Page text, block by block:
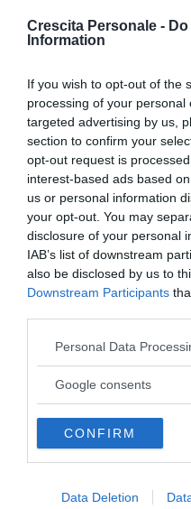
Crescita Personale -
Information
If you wish to opt-out of the
processing of your
targeted advertising by us,
section to confirm your
opt-out request is
interest-based ads based
us or personal information
your opt-out. You may
disclosure of your personal
IAB’s list of downstream
also be disclosed by us to
Downstream Participants
Please note that this
not limited to your visit or
use your data for below
consent section.
Personal Data
Google consents
CONFIRM
Data Deletion
da: COMPETENZE
Ti potrebbe
I sei pilastri su cui
Secondo lo psicoterapeuta
Ultimi